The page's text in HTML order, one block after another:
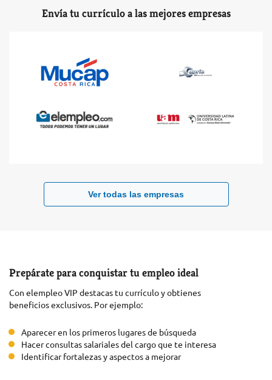
Envía tu currículo a las mejores empresas
Ver todas las empresas
Prepárate para conquistar tu empleo ideal
Con elempleo VIP destacas tu currículo y obtienes
beneficios exclusivos. Por ejemplo:
Aparecer en los primeros lugares de búsqueda
Hacer consultas salariales del cargo que te interesa
Identificar fortalezas y aspectos a mejorar